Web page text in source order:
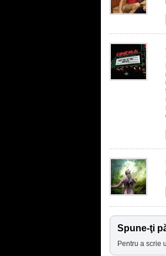
Spune-ţi
Pentru a scrie